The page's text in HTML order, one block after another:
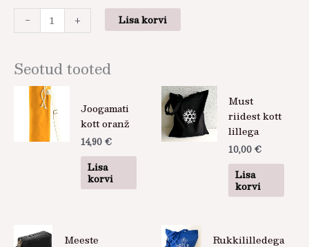
- + Lisa korvi
Seotud tooted
Joogamati
kott oranž
14,90 €
Lisa
korvi
Must
riidest kott
lillega
10,00 €
Lisa
korvi
Meeste
Rukkililledega